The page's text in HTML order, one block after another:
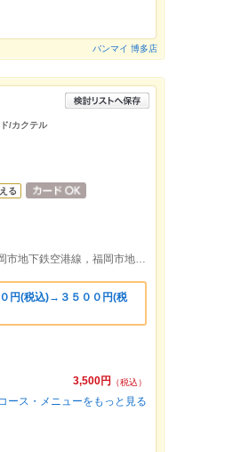
バンマイ 博多店
/カクテル
る
福岡市地下鉄空港線祇園駅Ｐ１出口より徒歩約6分/福岡市地下鉄空港線，福岡市地下鉄七隈線博多駅Ｐ１出口より徒歩約6分
円(税込)→３５００円(税
3,500円
（税込）
ース・メニューをもっと見る